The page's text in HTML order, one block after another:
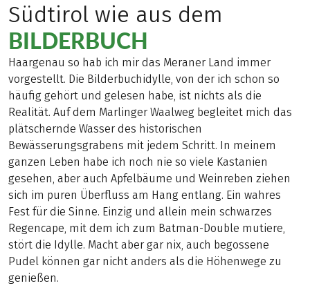
Südtirol wie aus dem
BILDERBUCH
Haargenau so hab ich mir das Meraner Land immer
vorgestellt. Die Bilderbuchidylle, von der ich schon so
häufig gehört und gelesen habe, ist nichts als die
Realität. Auf dem Marlinger Waalweg begleitet mich das
plätschernde Wasser des historischen
Bewässerungsgrabens mit jedem Schritt. In meinem
ganzen Leben habe ich noch nie so viele Kastanien
gesehen, aber auch Apfelbäume und Weinreben ziehen
sich im puren Überfluss am Hang entlang. Ein wahres
Fest für die Sinne. Einzig und allein mein schwarzes
Regencape, mit dem ich zum Batman-Double mutiere,
stört die Idylle. Macht aber gar nix, auch begossene
Pudel können gar nicht anders als die Höhenwege zu
genießen.